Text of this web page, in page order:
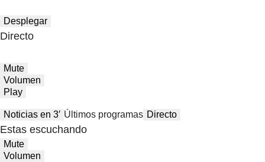
Desplegar
Directo
Mute
Volumen
Play
Noticias en 3′ Últimos programas Directo
Estas escuchando
Mute
Volumen